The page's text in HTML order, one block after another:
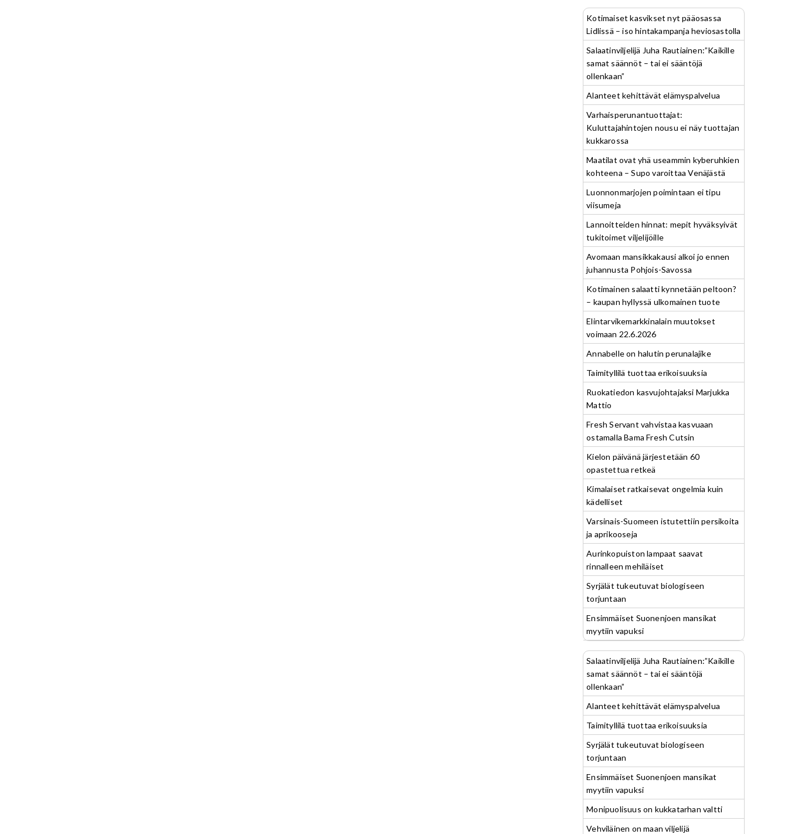
Kotimaiset kasvikset nyt pääosassa
Lidlissä – iso hintakampanja heviosastolla
Salaatinviljelijä Juha Rautiainen:”Kaikille
samat säännöt – tai ei sääntöjä
ollenkaan”
Alanteet kehittävät elämyspalvelua
Varhaisperunantuottajat:
Kuluttajahintojen nousu ei näy tuottajan
kukkarossa
Maatilat ovat yhä useammin kyberuhkien
kohteena – Supo varoittaa Venäjästä
Luonnonmarjojen poimintaan ei tipu
viisumeja
Lannoitteiden hinnat: mepit hyväksyivät
tukitoimet viljelijöille
Avomaan mansikkakausi alkoi jo ennen
juhannusta Pohjois-Savossa
Kotimainen salaatti kynnetään peltoon?
– kaupan hyllyssä ulkomainen tuote
Elintarvikemarkkinalain muutokset
voimaan 22.6.2026
Annabelle on halutin perunalajike
Taimityllilä tuottaa erikoisuuksia
Ruokatiedon kasvujohtajaksi Marjukka
Mattio
Fresh Servant vahvistaa kasvuaan
ostamalla Bama Fresh Cutsin
Kielon päivänä järjestetään 60
opastettua retkeä
Kimalaiset ratkaisevat ongelmia kuin
kädelliset
Varsinais-Suomeen istutettiin persikoita
ja aprikooseja
Aurinkopuiston lampaat saavat
rinnalleen mehiläiset
Syrjälät tukeutuvat biologiseen
torjuntaan
Ensimmäiset Suonenjoen mansikat
myytiin vapuksi
Salaatinviljelijä Juha Rautiainen:”Kaikille
samat säännöt – tai ei sääntöjä
ollenkaan”
Alanteet kehittävät elämyspalvelua
Taimityllilä tuottaa erikoisuuksia
Syrjälät tukeutuvat biologiseen
torjuntaan
Ensimmäiset Suonenjoen mansikat
myytiin vapuksi
Monipuolisuus on kukkatarhan valtti
Vehviläinen on maan viljelijä